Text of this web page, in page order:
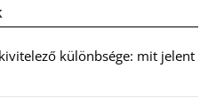
különbsége: mit jelent